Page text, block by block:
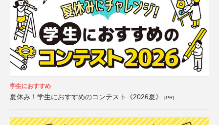
学生におすすめ
夏休み！学生におすすめのコンテスト《2026夏》 [PR]